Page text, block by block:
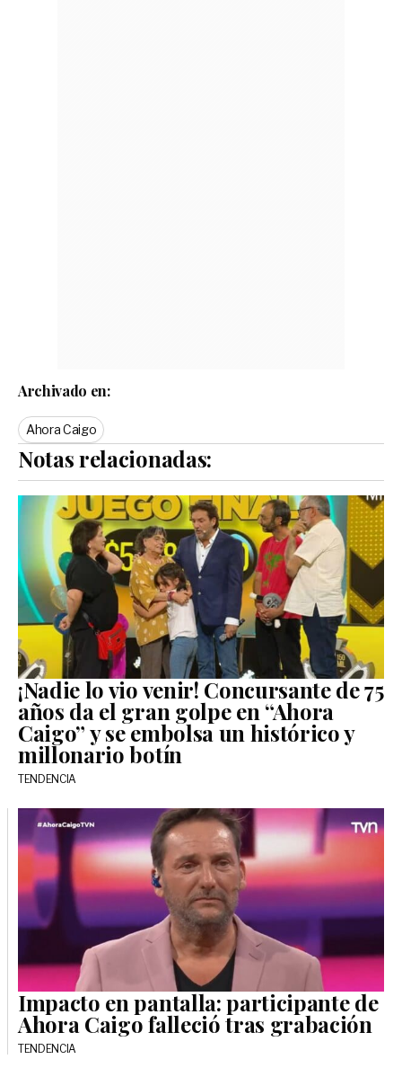
Archivado en:
Ahora Caigo
Notas relacionadas:
¡Nadie lo vio venir! Concursante de 75
años da el gran golpe en “Ahora
Caigo” y se embolsa un histórico y
millonario botín
TENDENCIA
Impacto en pantalla: participante de
Ahora Caigo falleció tras grabación
TENDENCIA